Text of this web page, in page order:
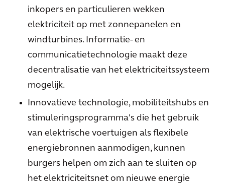
inkopers en particulieren wekken
elektriciteit op met zonnepanelen en
windturbines. Informatie- en
communicatietechnologie maakt deze
decentralisatie van het elektriciteitssysteem
mogelijk.
Innovatieve technologie, mobiliteitshubs en
stimuleringsprogramma's die het gebruik
van elektrische voertuigen als flexibele
energiebronnen aanmodigen, kunnen
burgers helpen om zich aan te sluiten op
het elektriciteitsnet om nieuwe energie